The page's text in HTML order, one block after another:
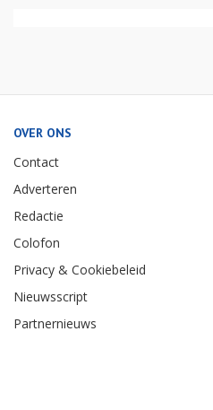
OVER ONS
Contact
Adverteren
Redactie
Colofon
Privacy & Cookiebeleid
Nieuwsscript
Partnernieuws